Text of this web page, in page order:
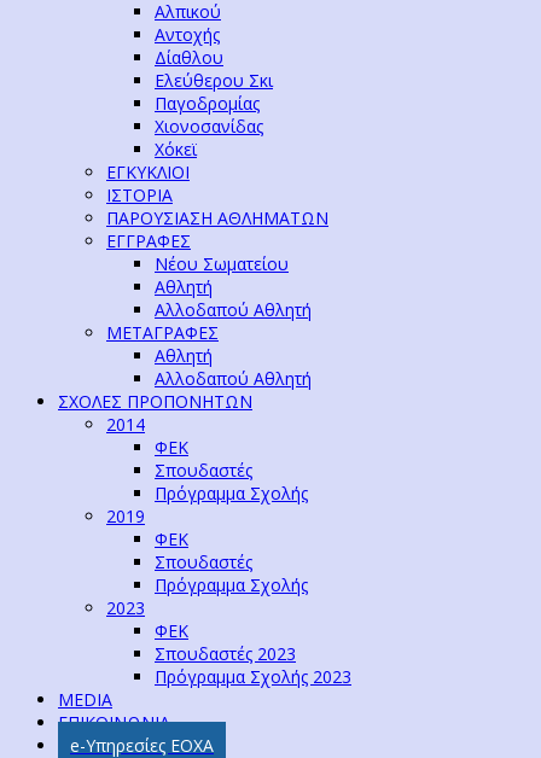
Αλπικού
Αντοχής
Δίαθλου
Ελεύθερου Σκι
Παγοδρομίας
Χιονοσανίδας
Χόκεϊ
ΕΓΚΥΚΛΙΟΙ
ΙΣΤΟΡΙΑ
ΠΑΡΟΥΣΙΑΣΗ ΑΘΛΗΜΑΤΩΝ
ΕΓΓΡΑΦΕΣ
Νέου Σωματείου
Αθλητή
Αλλοδαπού Αθλητή
ΜΕΤΑΓΡΑΦΕΣ
Αθλητή
Αλλοδαπού Αθλητή
ΣΧΟΛΕΣ ΠΡΟΠΟΝΗΤΩΝ
2014
ΦΕΚ
Σπουδαστές
Πρόγραμμα Σχολής
2019
ΦΕΚ
Σπουδαστές
Πρόγραμμα Σχολής
2023
ΦΕΚ
Σπουδαστές 2023
Πρόγραμμα Σχολής 2023
MEDIA
ΕΠΙΚΟΙΝΩΝΙΑ
e-Υπηρεσίες ΕΟΧΑ